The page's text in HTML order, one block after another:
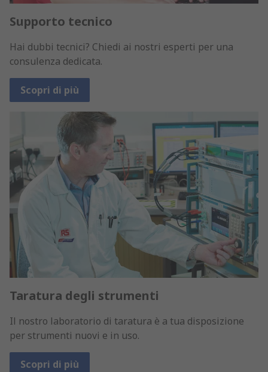
Supporto tecnico
Hai dubbi tecnici? Chiedi ai nostri esperti per una
consulenza dedicata.
Scopri di più
Taratura degli strumenti
Il nostro laboratorio di taratura è a tua disposizione
per strumenti nuovi e in uso.
Scopri di più